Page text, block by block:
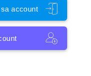
account